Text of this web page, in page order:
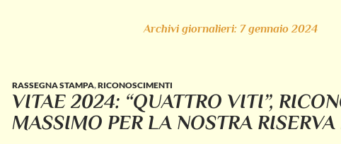
Archivi giornalieri: 7 gennaio 2024
RASSEGNA STAMPA,RICONOSCIMENTI
VITAE 2024: “QUATTRO VITI”,
MASSIMO PER LA NOSTRA